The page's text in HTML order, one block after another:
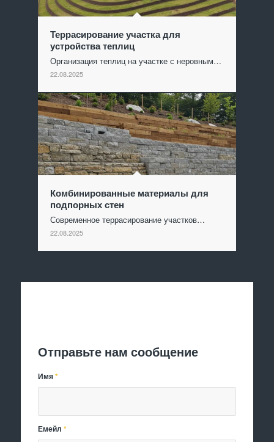
Террасирование участка для
устройства теплиц
Организация теплиц на участке с неровным…
22.08.2025
Комбинированные материалы для
подпорных стен
Современное террасирование участков…
22.08.2025
Отправьте нам сообщение
Имя*
Емейл*